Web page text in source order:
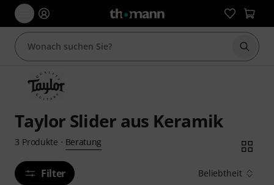
Suche
Taylor Slider aus Keramik
3 Produkte · Beratung
Filter Beliebtheit